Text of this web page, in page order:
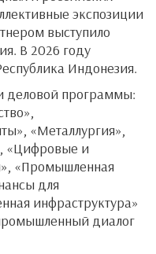
экспозиции
выступило
В 2026 году
Индонезия.
деловой программы:
«Металлургия»,
«Цифровые и
«Промышленная
для
инфраструктура»
диалог